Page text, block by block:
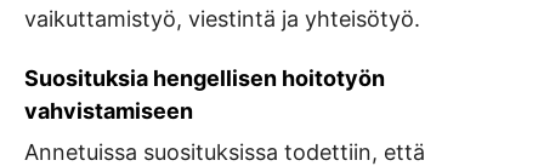
vaikuttamistyö, viestintä ja yhteisötyö.
Suosituksia hengellisen hoitotyön
vahvistamiseen
Annetuissa suosituksissa todettiin, että